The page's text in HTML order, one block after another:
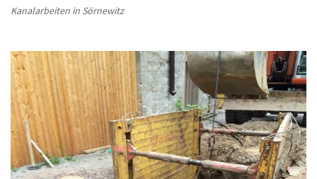
Kanalarbeiten in Sörnewitz